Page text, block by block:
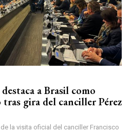
a Brasil como
gira del canciller Pérez
la visita oficial del canciller Francisco